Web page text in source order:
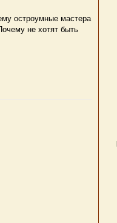
остроумные мастера
не хотят быть